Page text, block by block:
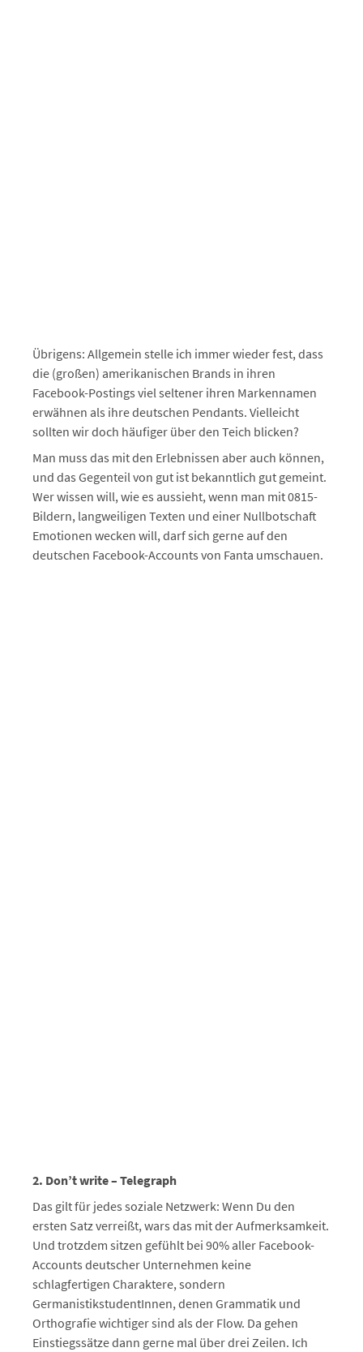
Übrigens: Allgemein stelle ich immer wieder fest, dass
die (großen) amerikanischen Brands in ihren
Facebook-Postings viel seltener ihren Markennamen
erwähnen als ihre deutschen Pendants. Vielleicht
sollten wir doch häufiger über den Teich blicken?
Man muss das mit den Erlebnissen aber auch können,
und das Gegenteil von gut ist bekanntlich gut gemeint.
Wer wissen will, wie es aussieht, wenn man mit 0815-
Bildern, langweiligen Texten und einer Nullbotschaft
Emotionen wecken will, darf sich gerne auf den
deutschen Facebook-Accounts von Fanta umschauen.
2. Don’t write – Telegraph
Das gilt für jedes soziale Netzwerk: Wenn Du den
ersten Satz verreißt, wars das mit der Aufmerksamkeit.
Und trotzdem sitzen gefühlt bei 90% aller Facebook-
Accounts deutscher Unternehmen keine
schlagfertigen Charaktere, sondern
GermanistikstudentInnen, denen Grammatik und
Orthografie wichtiger sind als der Flow. Da gehen
Einstiegssätze dann gerne mal über drei Zeilen. Ich